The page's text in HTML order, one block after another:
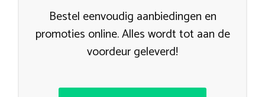
Bestel eenvoudig aanbiedingen en
promoties online. Alles wordt tot aan de
voordeur geleverd!